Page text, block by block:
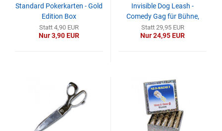
Standard Pokerkarten - Gold
Edition Box
Statt 4,90 EUR
Nur 3,90 EUR
Invisible Dog Leash -
Comedy Gag für Bühne,
Straße & Party
Statt 29,95 EUR
Nur 24,95 EUR